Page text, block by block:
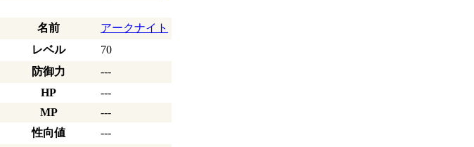
名前
アークナイト
レベル
70
防御力
---
HP
---
MP
---
性向値
---